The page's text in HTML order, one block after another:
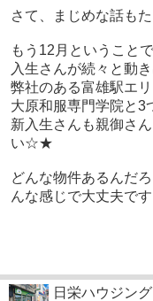
さて、まじめな話も
もう12月ということ
入生さんが続々と動
弊社のある富雄駅エ
大原和服専門学院と3
新入生さんも親御さ
い☆★
どんな物件あるんだ
んな感じで大丈夫です
日栄ハウジン